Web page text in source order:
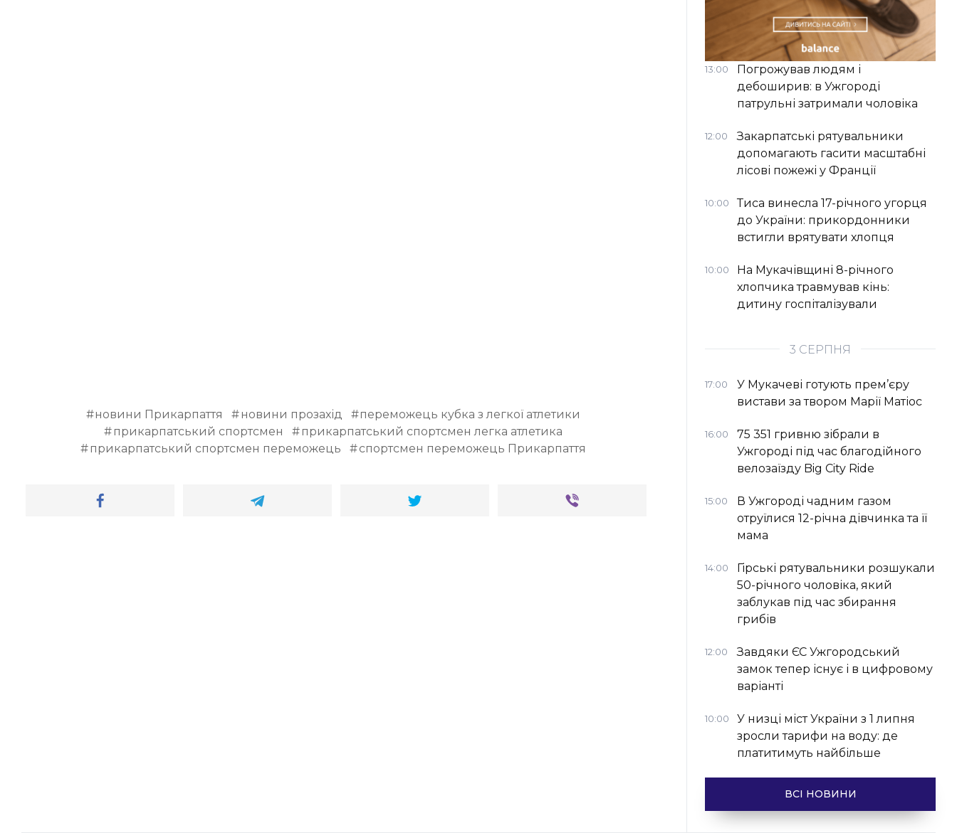
новини Прикарпаття новини прозахід
переможець кубка з легкої атлетики
прикарпатський спортсмен
прикарпатський спортсмен легка атлетика
прикарпатський спортсмен переможець
спортсмен переможець Прикарпаття
13:00
Погрожував людям і
дебоширив: в Ужгороді
патрульні затримали чоловіка
12:00
Закарпатські рятувальники
допомагають гасити масштабні
лісові пожежі у Франції
10:00
Тиса винесла 17-річного угорця
до України: прикордонники
встигли врятувати хлопця
10:00
На Мукачівщині 8-річного
хлопчика травмував кінь:
дитину госпіталізували
3 СЕРПНЯ
17:00
У Мукачеві готують прем’єру
вистави за твором Марії Матіос
16:00
75 351 гривню зібрали в
Ужгороді під час благодійного
велозаїзду Big Сity Ride
15:00
В Ужгороді чадним газом
отруїлися 12-річна дівчинка та її
мама
14:00
Гірські рятувальники розшукали
50-річного чоловіка, який
заблукав під час збирання
грибів
12:00
Завдяки ЄС Ужгородський
замок тепер існує і в цифровому
варіанті
10:00
У низці міст України з 1 липня
зросли тарифи на воду: де
платитимуть найбільше
ВСІ НОВИНИ